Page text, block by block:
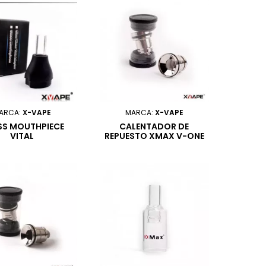
X-VAPE
MOUTHPIECE
VITAL
MARCA: X-VAPE
CALENTADOR DE
REPUESTO XMAX V-ONE